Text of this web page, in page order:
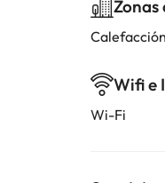
Zonas
Calefacción
Wifi e
Wi-Fi